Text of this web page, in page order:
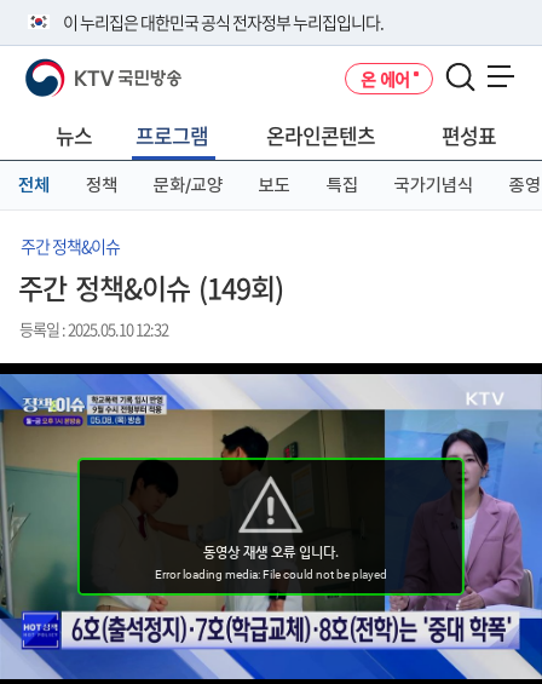
이 누리집은 대한민국 공식 전자정부 누리집입니다.
공식 누리집 주소 확인하기
니다.
이밖에 or.kr 또는 .kr등 다른 도메인 주소를 사용하고 있다면 아래 URL에
서 도메인 주소를 확인해 보세요
KTV 국민방송 온 에어
뉴스 프로그램 온라인콘텐츠 편성표
전체 정책 문화/교양 보도 특집 국가기념식 종영
주간 정책&이슈
주간 정책&이슈 (149회)
등록일 : 2025.05.10 12:32